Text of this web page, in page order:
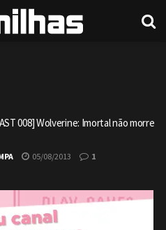
008] Wolverine: Imortal não morre
05/08/2013 1